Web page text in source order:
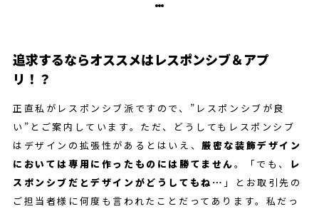
追求するならオススメはレスポンシブ＆アプ
リ！？
正直私がレスポンシブ派ですので、”レスポンシブが良
い”とご案内しています。ただ、どうしてもレスポンシブ
はデザインの拡張性があるとはいえ、 厳密な装飾デザイン
においては専用に作ったものには勝てません。「でも、
レ
スポンシブだとデザインがどうしてもね… 」とお取引先の
ご担当者様に何度も言われたことだってあります。私だっ